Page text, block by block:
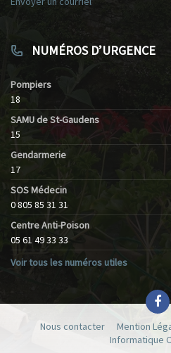
NUMÉROS D’URGENCE
Pompiers
18
SAMU de St-Gaudens
15
Gendarmerie
17
SOS Médecin
0 805 85 31 31
Centre Anti-Poison
05 61 49 33 33
Voir tous les numéros utiles
Nous contacter Mention
Informatique